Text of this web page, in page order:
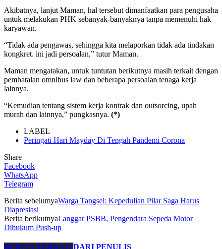
Akibatnya, lanjut Maman, hal tersebut dimanfaatkan para pengusaha
untuk melakukan PHK sebanyak-banyaknya tanpa memenuhi hak
karyawan.
“Tidak ada pengawas, sehingga kita melaporkan tidak ada tindakan
kongkret. ini jadi persoalan,” tutur Maman.
Maman mengatakan, untuk tuntutan berikutnya masih terkait dengan
pembatalan omnibus law dan beberapa persoalan tenaga kerja
lainnya.
“Kemudian tentang sistem kerja kontrak dan outsorcing, upah
murah dan lainnya,” pungkasnya. (*)
LABEL
Peringati Hari Mayday Di Tengah Pandemi Corona
Share
Facebook
WhatsApp
Telegram
Berita sebelumyaWarga Tangsel: Kepedulian Pilar Saga Harus
Diapresiasi
Berita berikutnyaLanggar PSBB, Pengendara Sepeda Motor
Dihukum Push-up
BERITA TERKAITDARI PENULIS